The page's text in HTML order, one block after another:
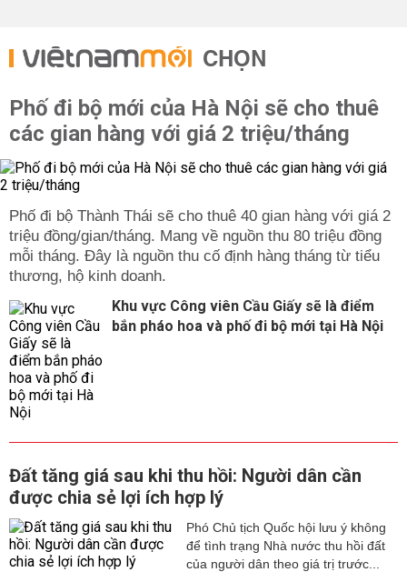
CHỌN
Phố đi bộ mới của Hà Nội sẽ cho thuê
các gian hàng với giá 2 triệu/tháng
Phố đi bộ Thành Thái sẽ cho thuê 40 gian hàng với giá 2
triệu đồng/gian/tháng. Mang về nguồn thu 80 triệu đồng
mỗi tháng. Đây là nguồn thu cố định hàng tháng từ tiểu
thương, hộ kinh doanh.
Khu vực Công viên Cầu Giấy sẽ là điểm
bắn pháo hoa và phố đi bộ mới tại Hà Nội
Đất tăng giá sau khi thu hồi: Người dân cần
được chia sẻ lợi ích hợp lý
Phó Chủ tịch Quốc hội lưu ý không
để tình trạng Nhà nước thu hồi đất
của người dân theo giá trị trước...